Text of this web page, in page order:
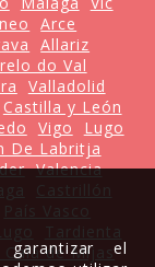
Arce
Allariz
do Val
Valladolid
Castilla y León
Vigo
Lugo
De Labritja
Valencia
Cala de Mijasel